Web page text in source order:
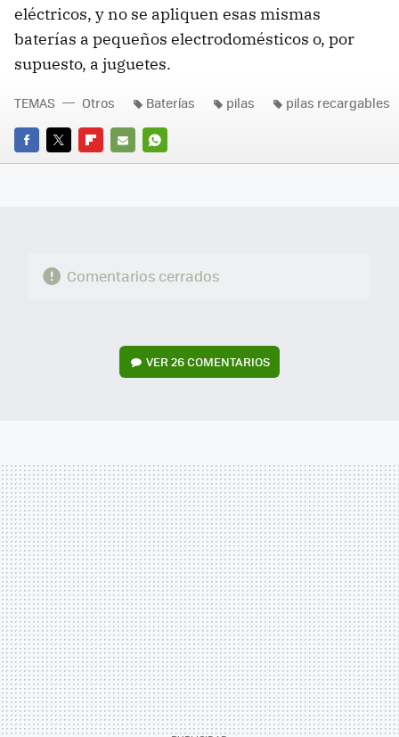
eléctricos, y no se apliquen esas mismas
baterías a pequeños electrodomésticos o, por
supuesto, a juguetes.
FACEBOOK
TWITTERFLIPBOARD
E-
WHATSAPP
TEMAS Otros Baterías pilas pilas recargables
Comentarios cerrados
VER26 COMENTARIOS